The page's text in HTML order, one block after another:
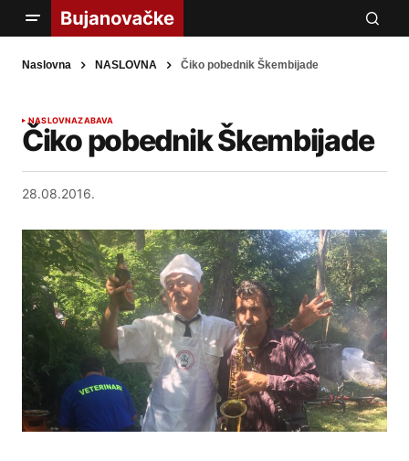
Naslovna NASLOVNA Čiko pobednik Škembijade
NASLOVNAZABAVA
Čiko pobednik Škembijade
28.08.2016.